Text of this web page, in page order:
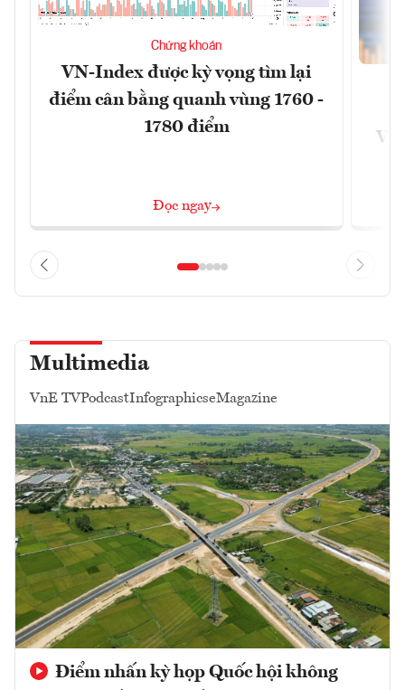
Chứng khoán
VN-Index được kỳ vọng tìm lại
điểm cân bằng quanh vùng 1760 -
1780 điểm
Đọc ngay
Multimedia
VnE TVPodcastInfographicseMagazine
Điểm nhấn kỳ họp Quốc hội không